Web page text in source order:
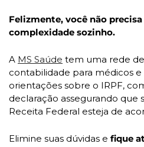
Felizmente, você não
complexidade sozinho.
A MS Saúde tem uma rede
contabilidade para médicos
orientações sobre o IRPF,
declaração assegurando que
Receita Federal esteja de
Elimine suas dúvidas e fique